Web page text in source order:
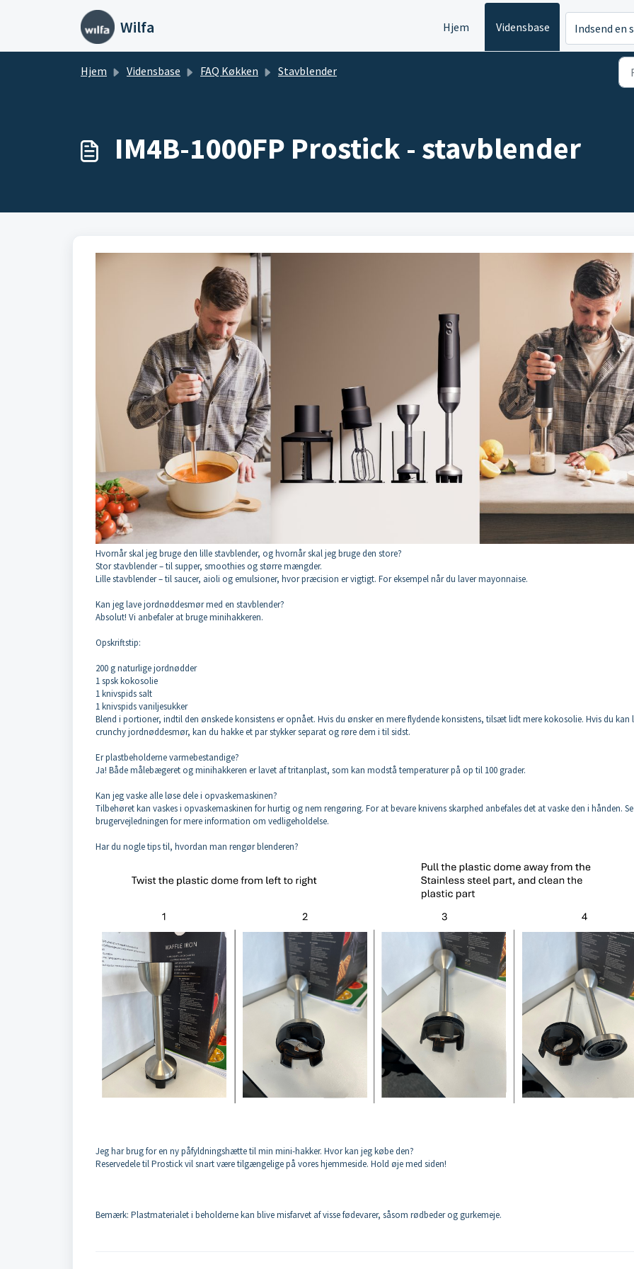
Gå til hovedindhold
Wilfa Hjem Vidensbase Indsend en
Hjem Vidensbase FAQ Køkken Stavblender
IM4B-1000FP Prostick - stavblender
Hvornår skal jeg bruge den lille stavblender, og hvornår skal jeg bruge den store?
Stor stavblender – til supper, smoothies og større mængder.
Lille stavblender – til saucer, aioli og emulsioner, hvor præcision er vigtigt. For eksempel når du laver mayonnaise.
Kan jeg lave jordnøddesmør med en stavblender?
Absolut! Vi anbefaler at bruge minihakkeren.
Opskriftstip:
200 g naturlige jordnødder
1 spsk kokosolie
1 knivspids salt
1 knivspids vaniljesukker
Blend i portioner, indtil den ønskede konsistens er opnået. Hvis du ønsker en mere flydende konsistens, tilsæt lidt mere kokosolie. Hvis du kan
crunchy jordnøddesmør, kan du hakke et par stykker separat og røre dem i til sidst.
Er plastbeholderne varmebestandige?
Ja! Både målebægeret og minihakkeren er lavet af tritanplast, som kan modstå temperaturer på op til 100 grader.
Kan jeg vaske alle løse dele i opvaskemaskinen?
Tilbehøret kan vaskes i opvaskemaskinen for hurtig og nem rengøring. For at bevare knivens skarphed anbefales det at vaske den i hånden. Se
brugervejledningen for mere information om vedligeholdelse.
Har du nogle tips til, hvordan man rengør blenderen?
Jeg har brug for en ny påfyldningshætte til min mini-hakker. Hvor kan jeg købe den?
Reservedele til Prostick vil snart være tilgængelige på vores hjemmeside. Hold øje med siden!
Bemærk: Plastmaterialet i beholderne kan blive misfarvet af visse fødevarer, såsom rødbeder og gurkemeje.